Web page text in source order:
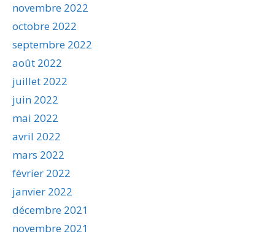
novembre 2022
octobre 2022
septembre 2022
août 2022
juillet 2022
juin 2022
mai 2022
avril 2022
mars 2022
février 2022
janvier 2022
décembre 2021
novembre 2021